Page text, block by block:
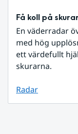
Få koll på
En väderradar
med hög
ett värdefullt
skurarna.
Radar